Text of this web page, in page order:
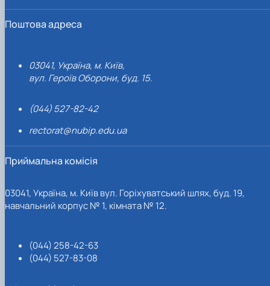
Поштова адреса
03041, Україна, м. Київ,
вул. Героїв Оборони, буд. 15.
(044) 527-82-42
rectorat@nubip.edu.ua
Приймальна комісія
03041, Україна, м. Київ вул. Горіхуватський шлях, буд. 19,
навчальний корпус № 1, кімната № 12.
(044) 258-42-63
(044) 527-83-08